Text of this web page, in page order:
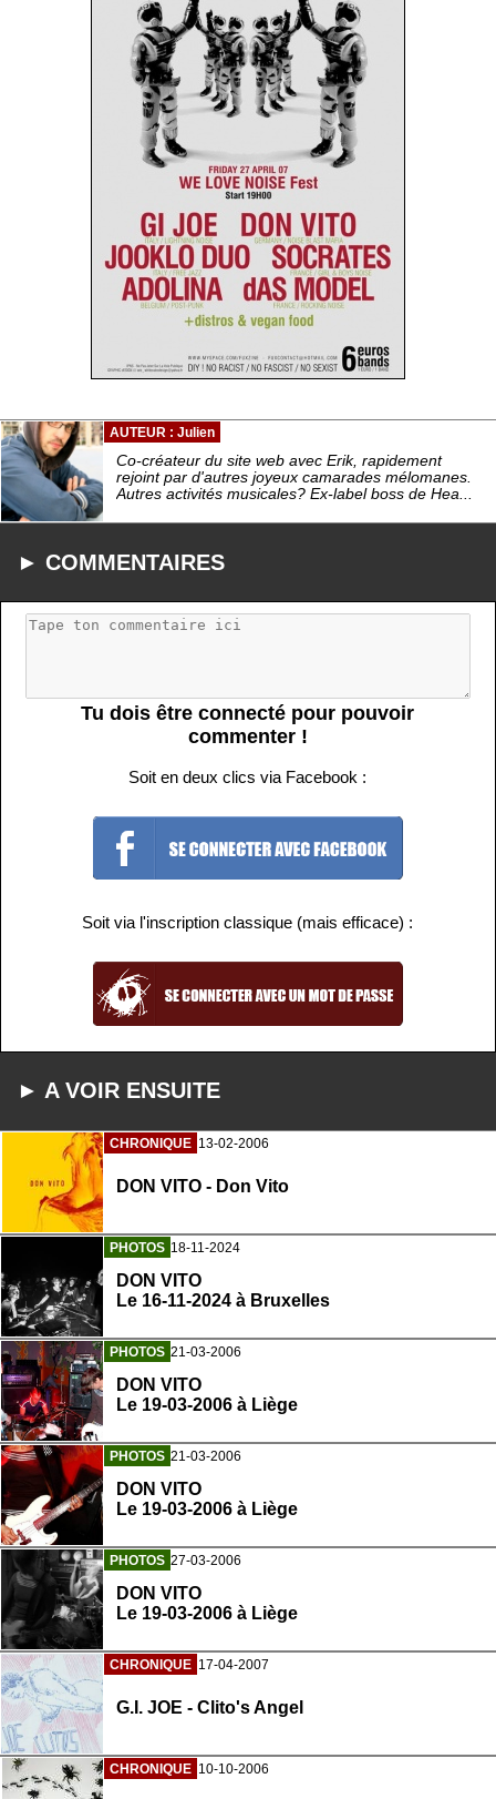
AUTEUR : Julien
Co-créateur du site web avec Erik, rapidement
rejoint par d'autres joyeux camarades mélomanes.
Autres activités musicales? Ex-label boss de Hea...
► COMMENTAIRES
Tu dois être connecté pour pouvoir
commenter !
Soit en deux clics via Facebook :
Soit via l'inscription classique (mais efficace) :
► A VOIR ENSUITE
CHRONIQUE 13-02-2006
DON VITO - Don Vito
PHOTOS 18-11-2024
DON VITO
Le 16-11-2024 à Bruxelles
PHOTOS 21-03-2006
DON VITO
Le 19-03-2006 à Liège
PHOTOS 21-03-2006
DON VITO
Le 19-03-2006 à Liège
PHOTOS 27-03-2006
DON VITO
Le 19-03-2006 à Liège
CHRONIQUE 17-04-2007
G.I. JOE - Clito's Angel
CHRONIQUE 10-10-2006